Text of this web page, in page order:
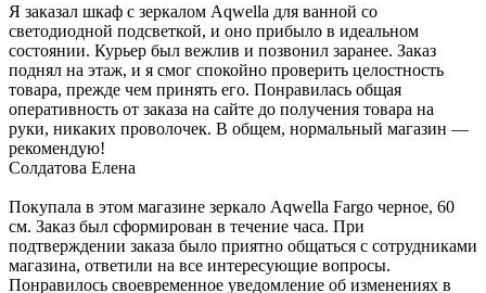
Я заказал шкаф с зеркалом Aqwella для ванной со
светодиодной подсветкой, и оно прибыло в идеальном
состоянии. Курьер был вежлив и позвонил заранее. Заказ
поднял на этаж, и я смог спокойно проверить целостность
товара, прежде чем принять его. Понравилась общая
оперативность от заказа на сайте до получения товара на
руки, никаких проволочек. В общем, нормальный магазин —
рекомендую!
Солдатова Елена
Покупала в этом магазине зеркало Aqwella Fargo черное, 60
см. Заказ был сформирован в течение часа. При
подтверждении заказа было приятно общаться с сотрудниками
магазина, ответили на все интересующие вопросы.
Понравилось своевременное уведомление об изменениях в